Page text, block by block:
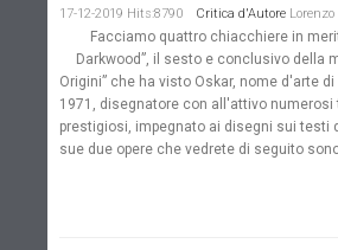
17-12-2019 Hits:8790 Critica d'Autore
Facciamo quattro chiacchiere in
Darkwood”, il sesto e conclusivo della
Origini” che ha visto Oskar, nome d'arte
1971, disegnatore con all'attivo numerosi
prestigiosi, impegnato ai disegni sui testi
sue due opere che vedrete di seguito sono